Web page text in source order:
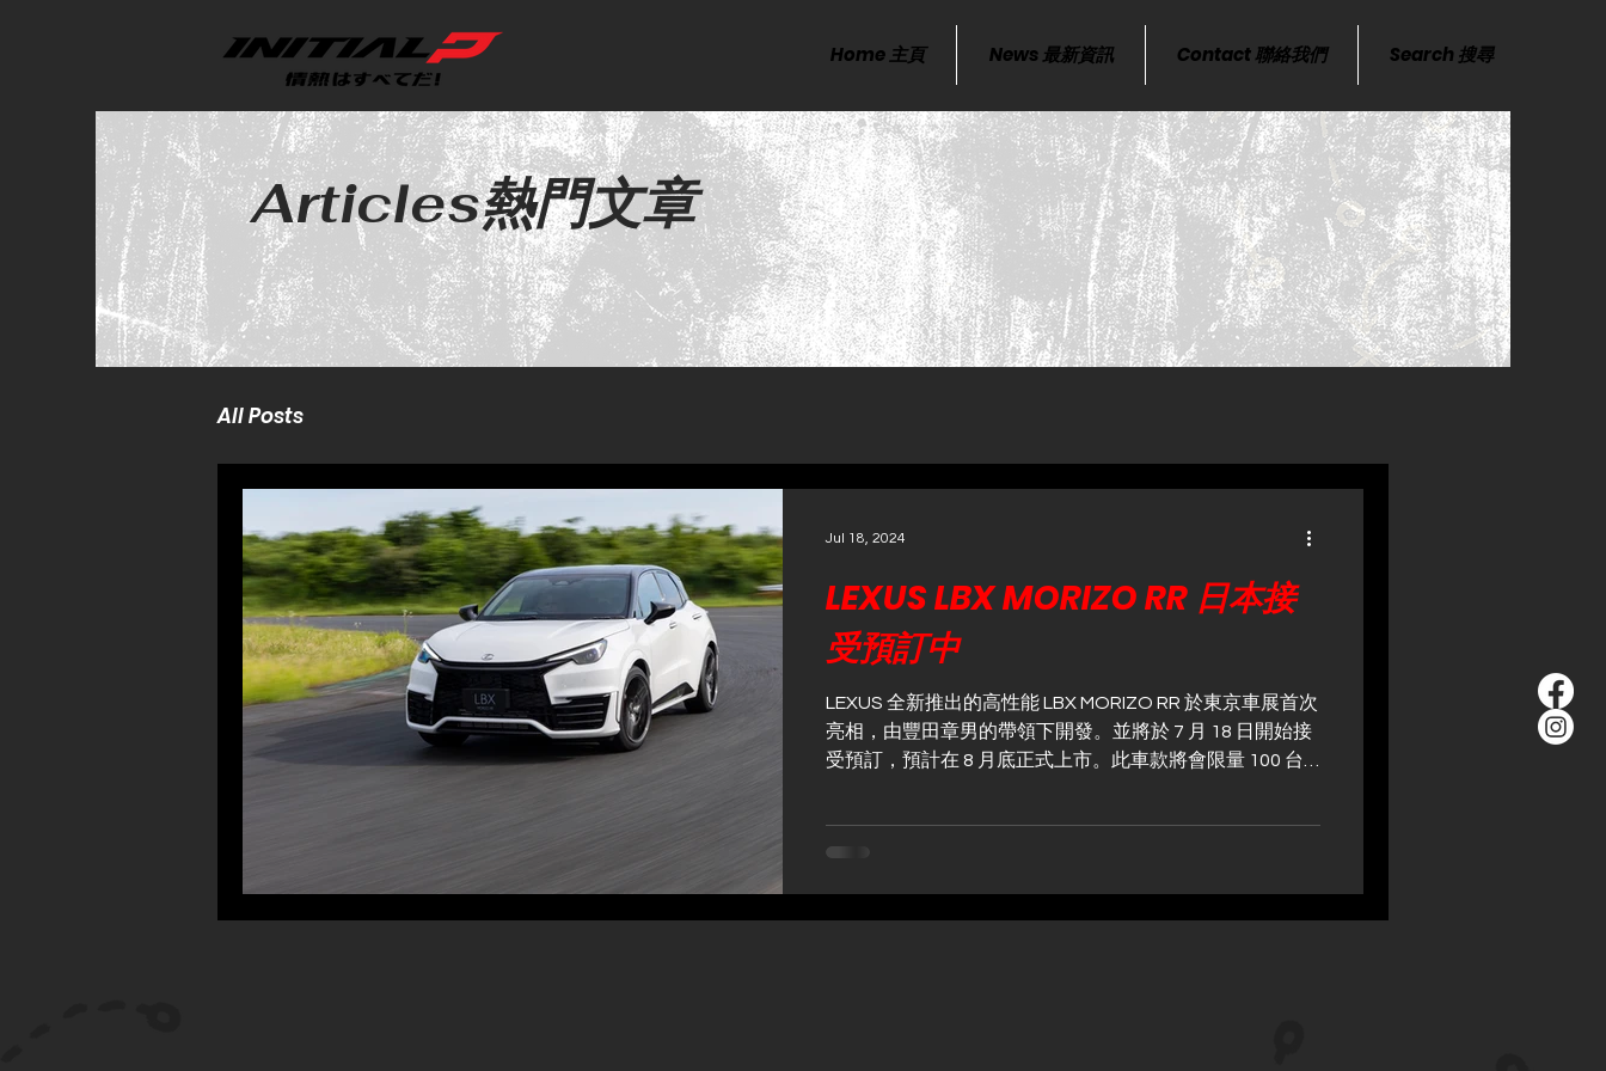
Home 主頁 News 最新資訊 Contact 聯絡我們 Search 搜尋
Articles熱門文章
All Posts
LEXUS LBX MORIZO RR 日本接
受預訂中
LEXUS 全新推出的高性能 LBX MORIZO RR 於東京車展首次
亮相，由豐田章男的帶領下開發。並將於 7 月 18 日開始接
受預訂，預計在 8 月底正式上市。此車款將會限量 100 台
Jul 18, 2024